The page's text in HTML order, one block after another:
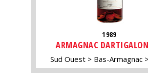
1989
ARMAGNAC
Sud Ouest Bas-Armagnac